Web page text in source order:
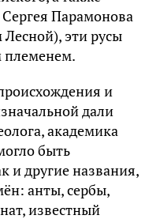
Сергея Парамонова
эти русы
племенем.
и
дали
академика
быть
и другие названия,
анты, сербы,
известный